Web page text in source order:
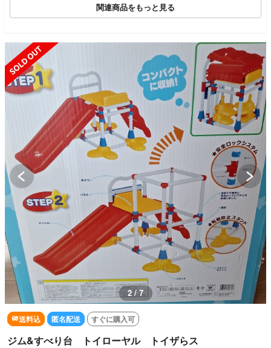
関連商品をもっと見る
3 / 7
送料込 匿名配送 すぐに購入可
ジム&すべり台 トイローヤル トイザらス